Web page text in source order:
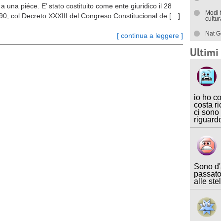
[ continua a leggere ]
una piéce. E’ stato costituito come ente giuridico il 28
col Decreto XXXIII del Congreso Constitucional de […]
Modi
Nat
Ultimi
io ho
costa
ci sono
Sono
alle